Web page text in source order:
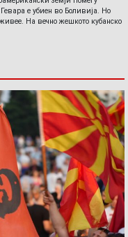
е убиен во Боливија. Но
На вечно жешкото кубанско